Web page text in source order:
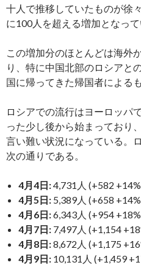
十人で推移していたものが徐
に100人を超える増加となって
この増加分のほとんどは海外
り、特に中国北部のロシアと
国に帰ってきた帰国者による
ロシアでの流行はヨーロッパ
った少し後から始まっており
言い難い状況になっている。
次の通りである。
4月4日:4,731人 (+582
4月5日: 5,389人 (+658
4月6日:6,343人 (+954
4月7日: 7,497人 (+1,154
4月8日:8,672人 (+1,175
4月9日: 10,131人 (+1,459